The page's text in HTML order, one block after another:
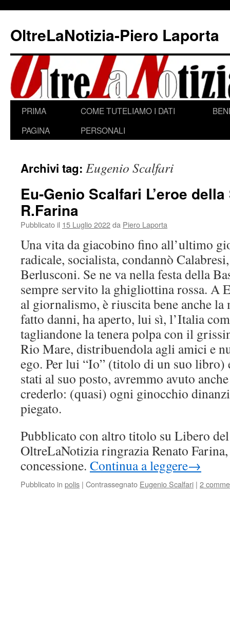
contenuto
OltreLaNotizia-Piero Laporta
PRIMA
PAGINA
COME TUTELIAMO I DATI
PERSONALI
Archivi tag: Eugenio Scalfari
Eu-Genio Scalfari L’eroe
R.Farina
Pubblicato il 15 Luglio 2022da Piero Laporta
Una vita da giacobino fino all’ultimo
radicale, socialista, condannò
Berlusconi. Se ne va nella festa della
sempre servito la ghigliottina rossa. A
al giornalismo, è riuscita bene anche la
fatto danni, ha aperto, lui sì, l’Italia
tagliandone la tenera polpa con il
Rio Mare, distribuendola agli amici e
ego. Per lui “Io” (titolo di un suo libro)
stati al suo posto, avremmo avuto
crederlo: (quasi) ogni ginocchio
piegato.
Pubblicato con altro titolo su Libero
OltreLaNotizia ringrazia Renato
concessione. Continua a leggere→
Pubblicato in polis | Contrassegnato Eugenio Scalfari | 2